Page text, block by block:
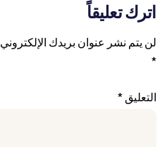
اترك تعليقاً
لن يتم نشر عنوان بريدك الإلكتروني.
*
التعليق*